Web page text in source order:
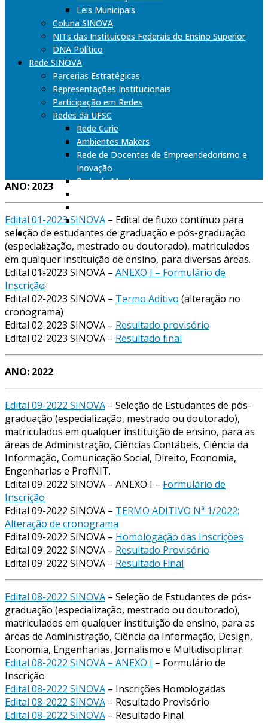
Leis Municipais
Coluna SINOVA
NITs das Instituições Federais de Ensino Superior
DNA Político
Rede SINOVA
Parcerias Estratégicas
Representações Institucionais
Participação em Redes
Redes da UFSC
Rede Curie
Ambientes Makers
Rede de Docentes de Empreendedorismo e
Inovação
Rede de Mentores
Rede de Empresas DNA UFSC
Divulgação
Notícias
Fique por Dentro!
Minuto SINOVA
ANO: 2023
Edital 01-2023 SINOVA – Edital de fluxo contínuo para
seleção de estudantes de graduação e pós-graduação
(especialização, mestrado ou doutorado), matriculados
em qualquer instituição de ensino, para diversas áreas.
Edital 01-2023 SINOVA – ANEXO I – Formulário de
Inscrição
Edital 02-2023 SINOVA – Termo Aditivo (alteração no
cronograma)
Edital 02-2023 SINOVA – Resultado provisório
Edital 02-2023 SINOVA – Resultado final
ANO: 2022
Edital 09-2022 SINOVA – Seleção de Estudantes de pós-
graduação (especialização, mestrado ou doutorado),
matriculados em qualquer instituição de ensino, para as
áreas de Administração, Ciências Contábeis, Ciência da
Informação, Comunicação Social, Direito, Economia,
Engenharias e ProfNIT.
Edital 09-2022 SINOVA – ANEXO I – Formulário de
Inscrição
Edital 09-2022 SINOVA – TERMO ADITIVO Nª 1/2022:
Alteração de cronograma
Edital 09-2022 SINOVA – Homologação das Inscrições
Edital 09-2022 SINOVA – Resultado Provisório
Edital 09-2022 SINOVA – Resultado Final
Edital 08-2022 SINOVA – Seleção de Estudantes de pós-
graduação (especialização, mestrado ou doutorado),
matriculados em qualquer instituição de ensino, para as
áreas de Administração, Ciência da Informação, Design,
Economia, Engenharias, Jornalismo e Multidisciplinar.
Edital 08-2022 SINOVA – ANEXO I – Formulário de
Inscrição
Edital 08-2022 SINOVA – Inscrições Homologadas
Edital 08-2022 SINOVA – Resultado Provisório
Edital 08-2022 SINOVA – Resultado Final